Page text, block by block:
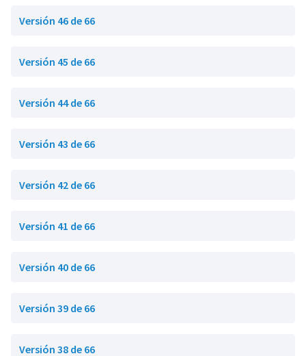
Versión 46 de 66
Versión 45 de 66
Versión 44 de 66
Versión 43 de 66
Versión 42 de 66
Versión 41 de 66
Versión 40 de 66
Versión 39 de 66
Versión 38 de 66